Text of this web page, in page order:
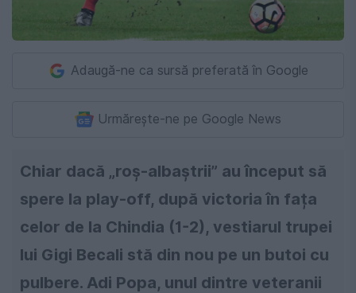
Adaugă-ne ca sursă preferată în Google
Urmărește-ne pe Google News
Chiar dacă „roș-albaștrii” au început să
spere la play-off, după victoria în fața
celor de la Chindia (1-2), vestiarul trupei
lui Gigi Becali stă din nou pe un butoi cu
pulbere. Adi Popa, unul dintre veteranii